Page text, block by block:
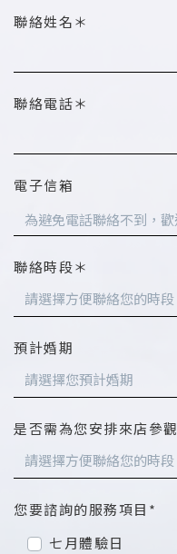
聯絡姓名＊
聯絡電話＊
電子信箱
聯絡時段＊
請選擇方便聯絡您的時段
預計婚期
請選擇您預計婚期
是否需為您安排來店參觀
請選擇方便聯絡您的時段
您要諮詢的服務項目*
七月體驗日